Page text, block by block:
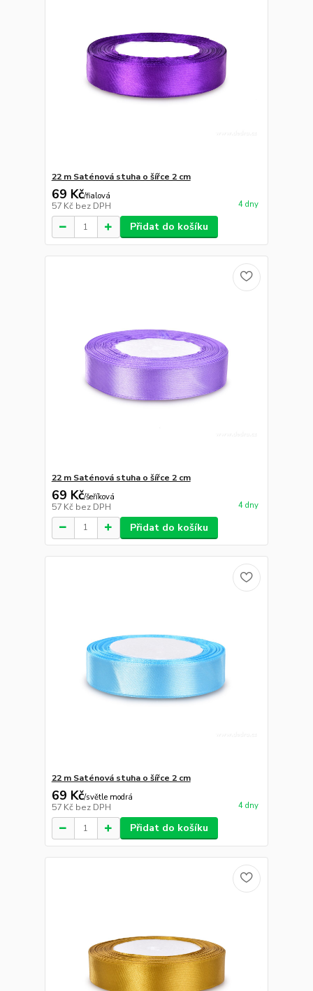
22 m Saténová stuha o šířce 2 cm
69 Kč/fialová
57 Kč bez DPH 4 dny
Přidat do košíku
22 m Saténová stuha o šířce 2 cm
69 Kč/šeříková
57 Kč bez DPH 4 dny
Přidat do košíku
22 m Saténová stuha o šířce 2 cm
69 Kč/světle modrá
57 Kč bez DPH 4 dny
Přidat do košíku